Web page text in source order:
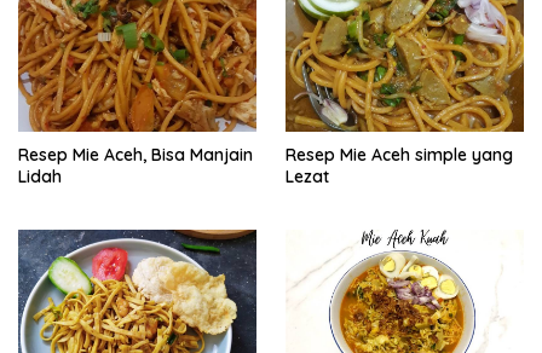
Resep Mie Aceh, Bisa Manjain
Lidah
Resep Mie Aceh simple yang
Lezat